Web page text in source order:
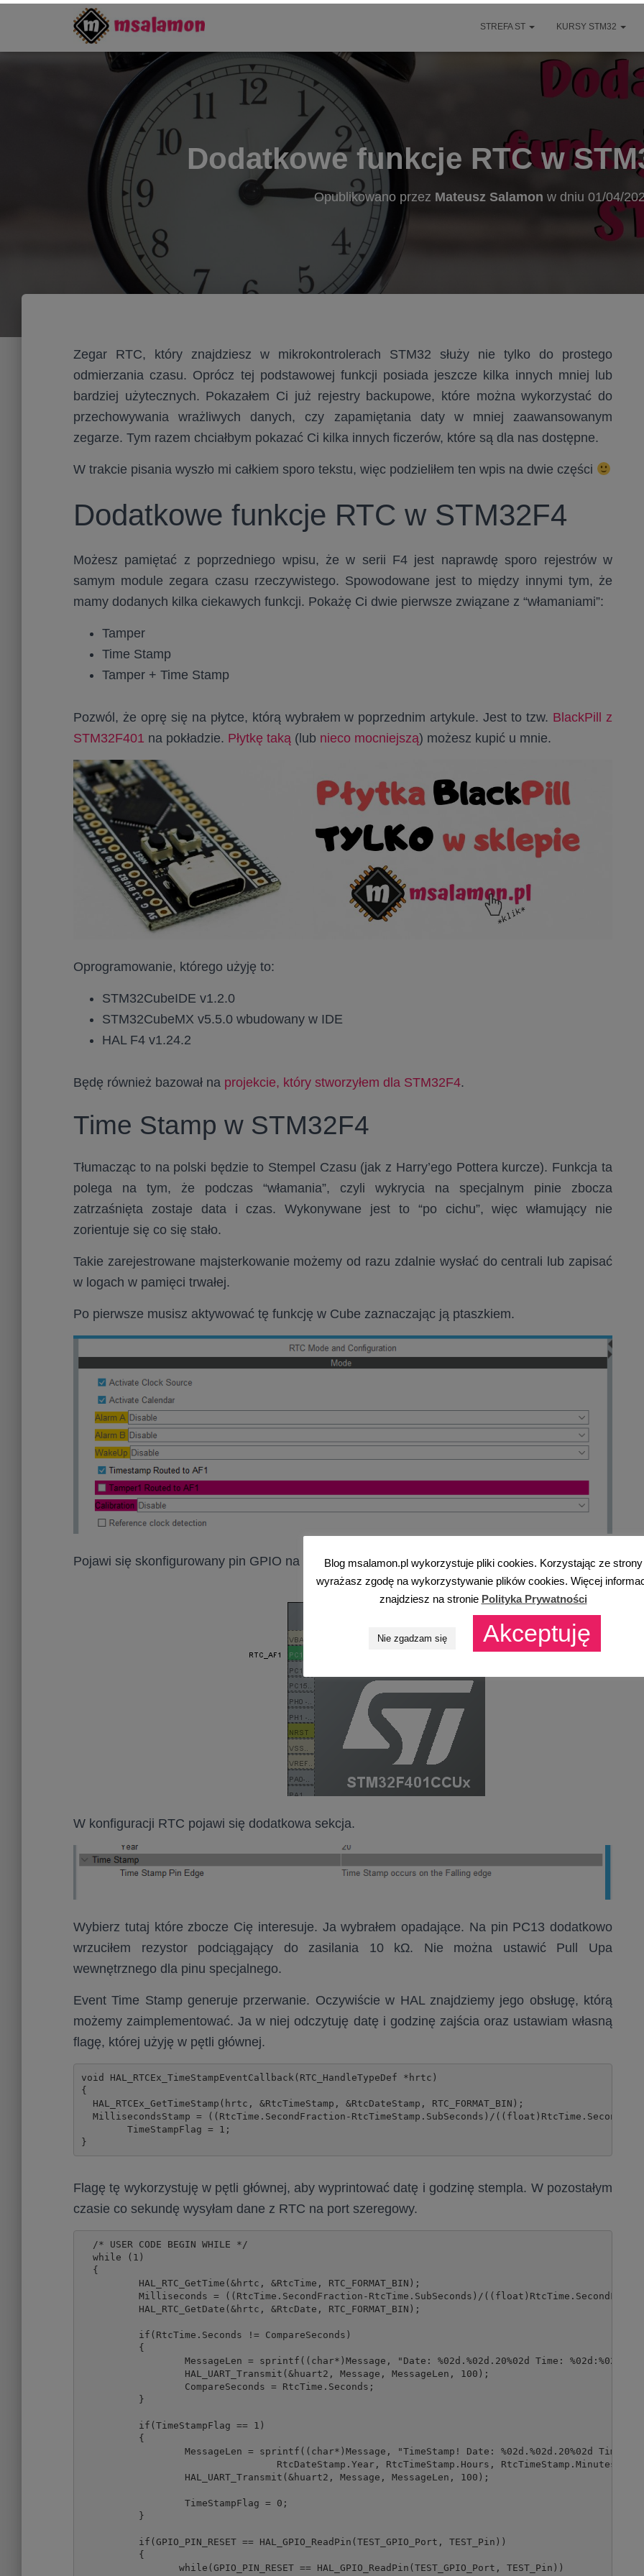
STREFA ST KURSY STM32
Dodatkowe funkcje RTC w
Opublikowano przez Mateusz Salamon w dniu 01/04/
Zegar RTC, który znajdziesz w mikrokontrolerach STM32 służy nie tylko do prostego
odmierzania czasu. Oprócz tej podstawowej funkcji posiada jeszcze kilka innych mniej lub
bardziej użytecznych. Pokazałem Ci już rejestry backupowe, które można wykorzystać do
przechowywania wrażliwych danych, czy zapamiętania daty w mniej zaawansowanym
zegarze. Tym razem chciałbym pokazać Ci kilka innych ficzerów, które są dla nas dostępne.
W trakcie pisania wyszło mi całkiem sporo tekstu, więc podzieliłem ten wpis na dwie części
Dodatkowe funkcje RTC w STM32F4
Możesz pamiętać z poprzedniego wpisu, że w serii F4 jest naprawdę sporo rejestrów w
samym module zegara czasu rzeczywistego. Spowodowane jest to między innymi tym, że
mamy dodanych kilka ciekawych funkcji. Pokażę Ci dwie pierwsze związane z “włamaniami”:
Tamper
Time Stamp
Tamper + Time Stamp
Pozwól, że oprę się na płytce, którą wybrałem w poprzednim artykule. Jest to tzw. BlackPill z
STM32F401 na pokładzie. Płytkę taką (lub nieco mocniejszą) możesz kupić u mnie.
Oprogramowanie, którego użyję to:
STM32CubeIDE v1.2.0
STM32CubeMX v5.5.0 wbudowany w IDE
HAL F4 v1.24.2
Będę również bazował na projekcie, który stworzyłem dla STM32F4.
Time Stamp w STM32F4
Tłumacząc to na polski będzie to Stempel Czasu (jak z Harry’ego Pottera kurcze). Funkcja ta
polega na tym, że podczas “włamania”, czyli wykrycia na specjalnym pinie zbocza
zatrzaśnięta zostaje data i czas. Wykonywane jest to “po cichu”, więc włamujący nie
zorientuje się co się stało.
Takie zarejestrowane majsterkowanie możemy od razu zdalnie wysłać do centrali lub zapisać
w logach w pamięci trwałej.
Po pierwsze musisz aktywować tę funkcję w Cube zaznaczając ją ptaszkiem.
Pojawi się skonfigurowany pin GPIO na PC13. To on będzie służył za źródło stempla.
W konfiguracji RTC pojawi się dodatkowa sekcja.
Wybierz tutaj które zbocze Cię interesuje. Ja wybrałem opadające. Na pin PC13 dodatkowo
wrzuciłem rezystor podciągający do zasilania 10 kΩ. Nie można ustawić Pull Upa
wewnętrznego dla pinu specjalnego.
Event Time Stamp generuje przerwanie. Oczywiście w HAL znajdziemy jego obsługę, którą
możemy zaimplementować. Ja w niej odczytuję datę i godzinę zajścia oraz ustawiam własną
flagę, której użyję w pętli głównej.
void HAL_RTCEx_TimeStampEventCallback(RTC_HandleTypeDef *hrtc)
{
  HAL_RTCEx_GetTimeStamp(hrtc, &RtcTimeStamp, &RtcDateStamp, RTC_FORMAT_BIN);
MillisecondsStamp = ((RtcTime.SecondFraction-RtcTimeStamp.SubSeconds)/
}
Flagę tę wykorzystuję w pętli głównej, aby wyprintować datę i godzinę stempla. W pozostałym
czasie co sekundę wysyłam dane z RTC na port szeregowy.
  /* USER CODE BEGIN WHILE */
  while (1)
  {
Blog msalamon.pl wykorzystuje pliki cookies. Korzystając ze strony
wyrażasz zgodę na wykorzystywanie plików cookies. Więcej
znajdziesz na stronie Polityka Prywatności
Nie zgadzam się Akceptuję